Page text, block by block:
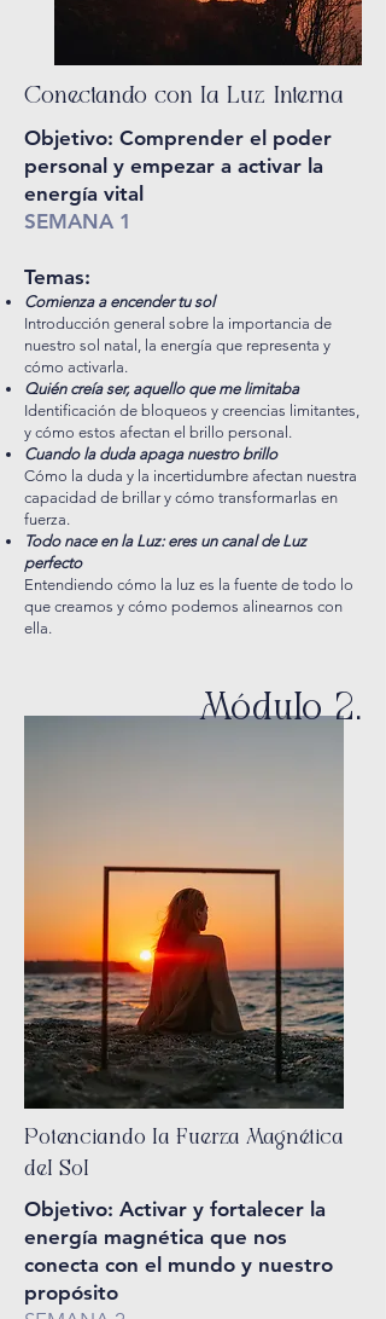
Conectando con la Luz Interna
Objetivo: Comprender el poder
personal y empezar a activar la
energía vital
SEMANA 1
Temas:
Comienza a encender tu sol
Introducción general sobre la importancia de
nuestro sol natal, la energía que representa y
cómo activarla.
Quién creía ser, aquello que me limitaba
Identificación de bloqueos y creencias limitantes,
y cómo estos afectan el brillo personal.
Cuando la duda apaga nuestro brillo
Cómo la duda y la incertidumbre afectan nuestra
capacidad de brillar y cómo transformarlas en
fuerza.
Todo nace en la Luz: eres un canal de Luz
perfecto
Entendiendo cómo la luz es la fuente de todo lo
que creamos y cómo podemos alinearnos con
ella.
Módulo 2.
Potenciando la Fuerza Magnética
del Sol
Objetivo: Activar y fortalecer la
energía magnética que nos
conecta con el mundo y nuestro
propósito